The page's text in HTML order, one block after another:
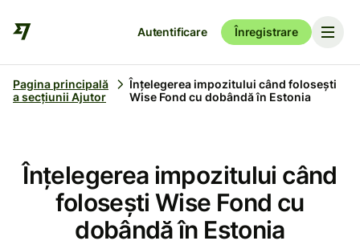
Autentificare Înregistrare
Pagina principală
a secțiunii Ajutor
Înțelegerea impozitului când folosești
Wise Fond cu dobândă în Estonia
Înțelegerea impozitului când
folosești Wise Fond cu
dobândă în Estonia